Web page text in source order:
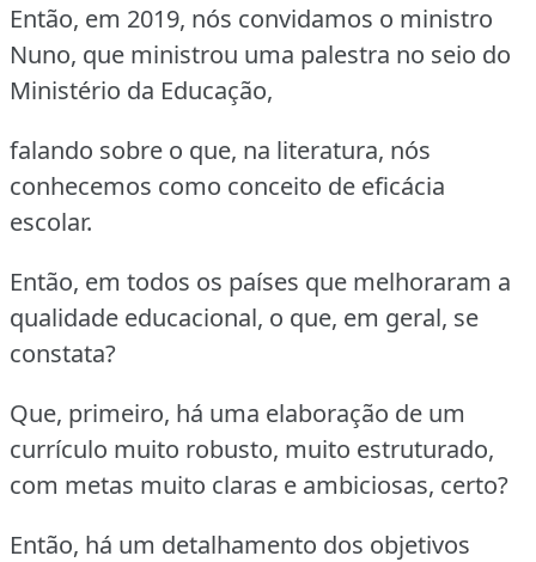
Então, em 2019, nós convidamos o ministro
Nuno, que ministrou uma palestra no seio do
Ministério da Educação,
falando sobre o que, na literatura, nós
conhecemos como conceito de eficácia
escolar.
Então, em todos os países que melhoraram a
qualidade educacional, o que, em geral, se
constata?
Que, primeiro, há uma elaboração de um
currículo muito robusto, muito estruturado,
com metas muito claras e ambiciosas, certo?
Então, há um detalhamento dos objetivos